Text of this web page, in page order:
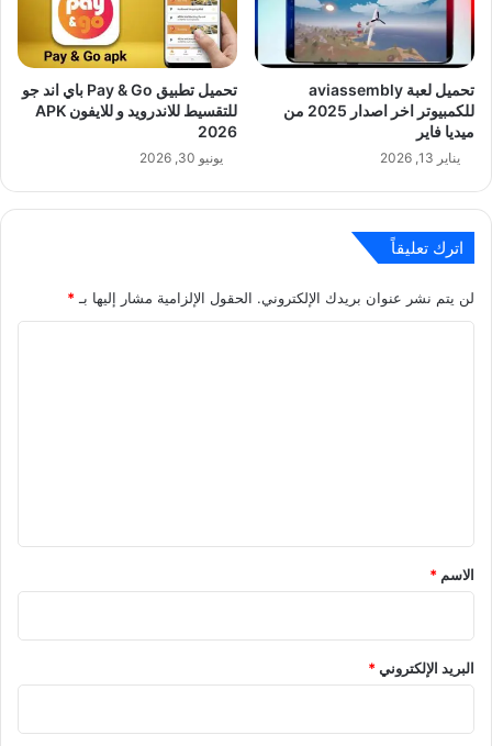
تحميل لعبة aviassembly
للكمبيوتر اخر اصدار 2025 من
ميديا فاير
يناير 13, 2026
تحميل تطبيق Pay & Go باي اند جو
للتقسيط للاندرويد و للايفون APK
2026
يونيو 30, 2026
اترك تعليقاً
لن يتم نشر عنوان بريدك الإلكتروني. الحقول الإلزامية مشار إليها بـ *
*
الاسم *
البريد الإلكتروني*